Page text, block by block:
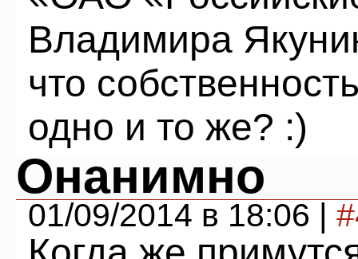
Владимира
что
одно и то же? :)
Онанимно
01/09/2014 в 18:06 |